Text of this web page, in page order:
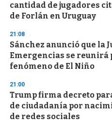
c
o
d
s
cantidad de jugadores
de Forlán en Uruguay
21:08
Sánchez anunció que la
Emergencias se reunirá
fenómeno de El Niño
21:00
Trump firma decreto
de ciudadanía por
de redes sociales